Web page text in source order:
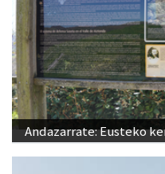
Andazarrate: Eusteko